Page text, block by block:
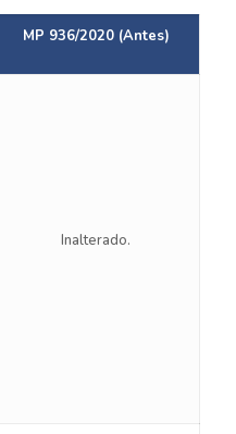
MP 936/2020 (Antes)
Inalterado.